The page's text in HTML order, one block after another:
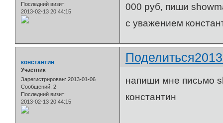
Последний визит:
2013-02-13 20:44:15
000 руб, пиши
с уважением
Поделиться
константин
Участник
Зарегистрирован: 2013-01-06
Сообщений: 2
Последний визит:
2013-02-13 20:44:15
напиши мне письмо
константин